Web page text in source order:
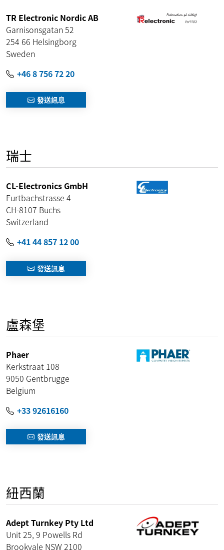
TR Electronic Nordic AB
Garnisonsgatan 52
254 66 Helsingborg
Sweden
+46 8 756 72 20
發送訊息
瑞士
CL-Electronics GmbH
Furtbachstrasse 4
CH-8107 Buchs
Switzerland
+41 44 857 12 00
發送訊息
盧森堡
Phaer
Kerkstraat 108
9050 Gentbrugge
Belgium
+33 92616160
發送訊息
紐西蘭
Adept Turnkey Pty Ltd
Unit 25, 9 Powells Rd
Brookvale NSW2100